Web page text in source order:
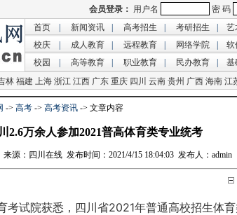
首页
新闻资讯 高考招生 考研招生 艺
校庆
成人教育 远程教育 网络学院 软
校园
高等教育 职业教育 民办教育 基
林 福建 上海 浙江 江西 广东 重庆 四川 云南 贵州 广西 海南 江
-> 高考 -> 高考资讯 -> 文章内容
2.6万余人参加2021普高体育类专业统考
源：四川在线 发布时间：2021/4/15 18:04:03 发布人：admin
考试院获悉，四川省2021年普通高校招生体